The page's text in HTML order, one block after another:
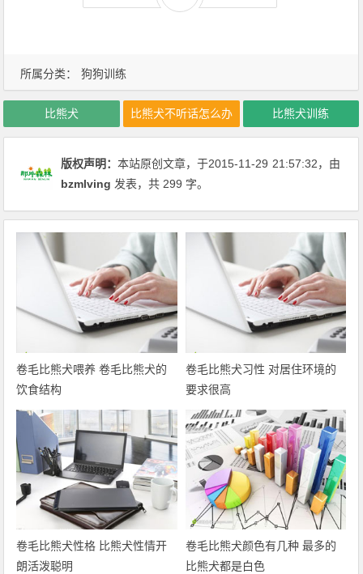
所属分类： 狗狗训练
比熊犬 比熊犬不听话怎么办 比熊犬训练
版权声明：本站原创文章，于2015-11-29 21:57:32，由
bzmlving 发表，共 299 字。
卷毛比熊犬喂养 卷毛比熊犬的
饮食结构
卷毛比熊犬习性 对居住环境的
要求很高
卷毛比熊犬性格 比熊犬性情开
朗活泼聪明
卷毛比熊犬颜色有几种 最多的
比熊犬都是白色